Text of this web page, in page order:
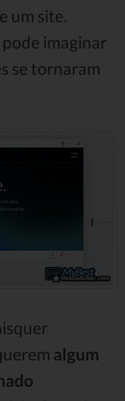
um site.
imaginar
se tornaram
algum